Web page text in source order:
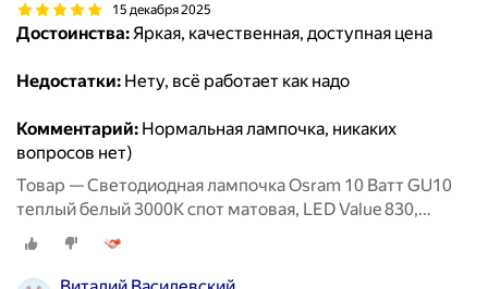
15 декабря 2025
Достоинства:Яркая, качественная, доступная цена
Недостатки: Нету, всё работает как надо
Комментарий: Нормальная лампочка, никаких
вопросов нет)
Товар — Светодиодная лампочка Osram 10 Ватт GU10
теплый белый 3000K спот матовая, LED Value 830,
PAR16, 800лм 220-240V, набор 5шт